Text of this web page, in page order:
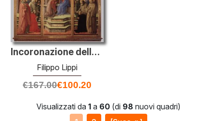
Incoronazione della Vergine
Filippo Lippi
€167.00€100.20
Visualizzati da 1 a 60 (di 98 nuovi quadri)